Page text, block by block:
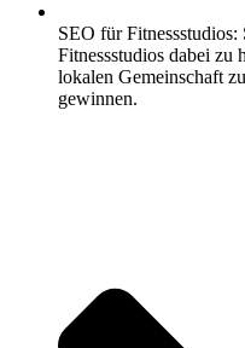
SEO für
Fitnessstudios dabei zu
lokalen Gemeinschaft
gewinnen.